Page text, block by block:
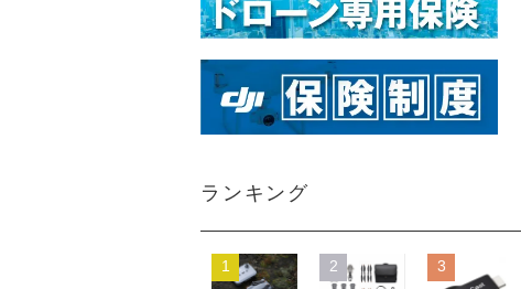
ランキング
1 2 3